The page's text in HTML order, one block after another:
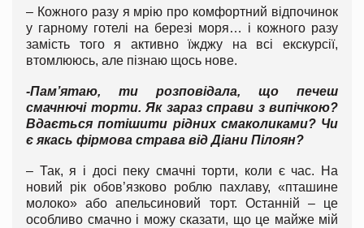
– Кожного разу я мрію про комфортний відпочинок
у гарному готелі на березі моря… і кожного разу
замість того я активно їжджу на всі екскурсії,
втомлююсь, але пізнаю щось нове.
-Пам’ятаю, ти розповідала, що печеш
смачнючі торти. Як зараз справи з випічкою?
Вдається потішити рідних смаколиками? Чи
є якась фірмова страва від Діани Пілоян?
– Так, я і досі пеку смачні торти, коли є час. На
новий рік обов’язково роблю пахлаву, «пташине
молоко» або апельсиновий торт. Останній – це
особливо смачно і можу сказати, що це майже мій